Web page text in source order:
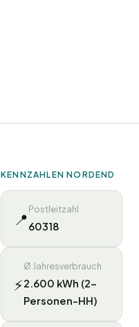
KENNZAHLEN NORDEND
📍
Postleitzahl
60318
⚡
Ø Jahresverbrauch
2.600 kWh (2-
Personen-HH)